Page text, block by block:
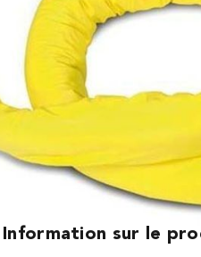
Information sur le